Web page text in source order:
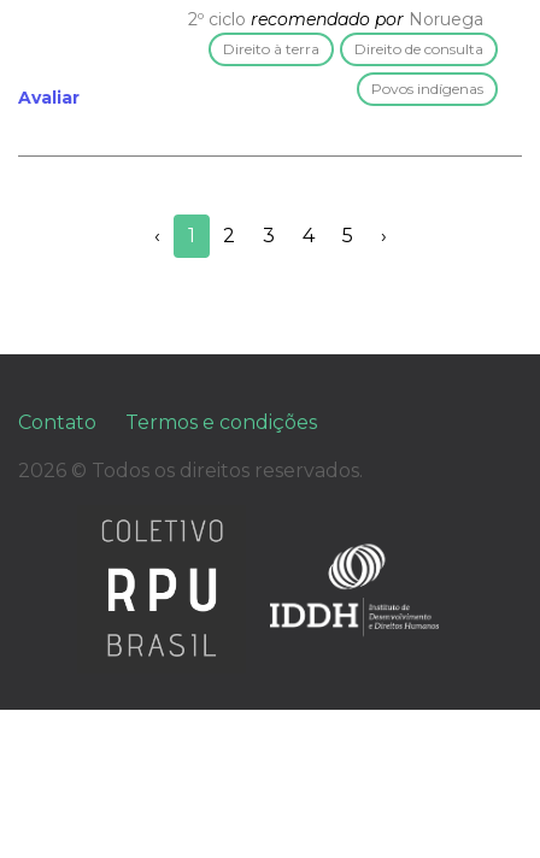
Avaliar
2º ciclo recomendado por Noruega
Direito à terra Direito de consulta
Povos indígenas
‹ 1 2 3 4 5 ›
Contato Termos e condições
2026 © Todos os direitos reservados.